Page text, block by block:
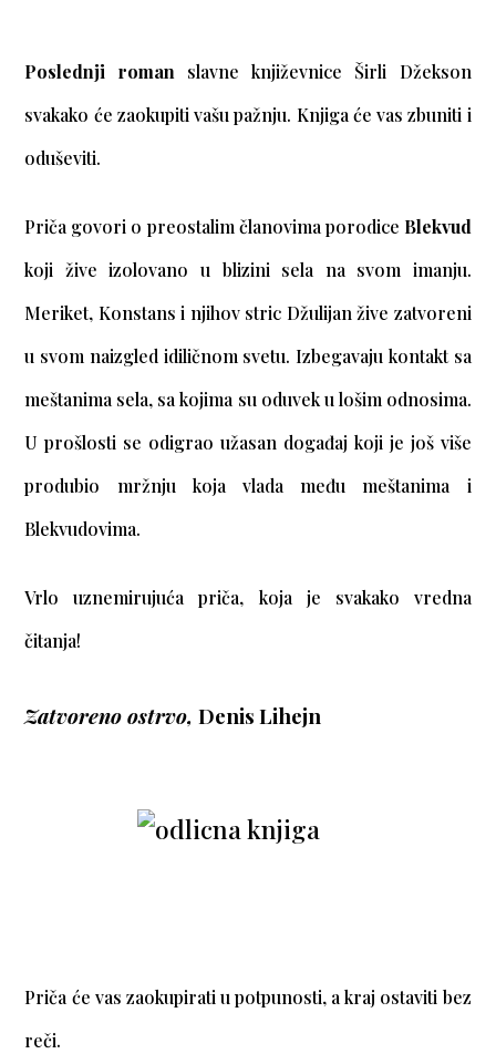
Poslednji romanslavne književnice Širli Džekson
svakako će zaokupiti vašu pažnju. Knjiga će vas zbuniti i
oduševiti.
Priča govori o preostalim članovima porodice Blekvud
koji žive izolovano u blizini sela na svom imanju.
Meriket, Konstans i njihov stric Džulijan žive zatvoreni
u svom naizgled idiličnom svetu. Izbegavaju kontakt sa
meštanima sela, sa kojima su oduvek u lošim odnosima.
U prošlosti se odigrao užasan događaj koji je još više
produbio mržnju koja vlada među meštanima i
Blekvudovima.
Vrlo uznemirujuća priča, koja je svakako vredna
čitanja!
Zatvoreno ostrvo,Denis Lihejn
Priča će vas zaokupirati u potpunosti, a kraj ostaviti bez
reči.